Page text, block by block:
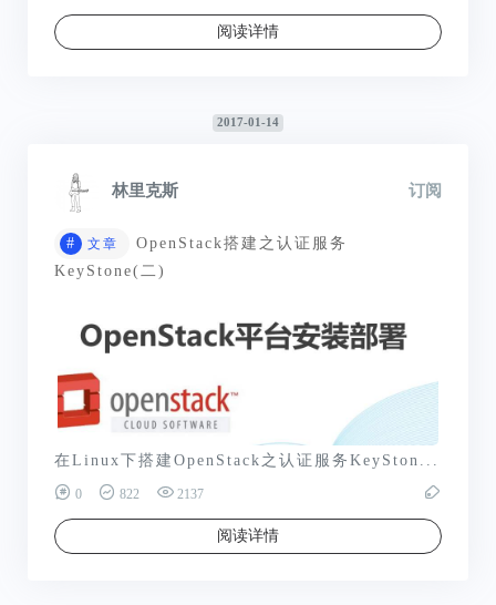
阅读详情
2017-01-14
林里克斯 订阅
# 文章
OpenStack搭建之认证服务
KeyStone(二)
在Linux下搭建OpenStack之认证服务KeySton...
0 822 2137
阅读详情